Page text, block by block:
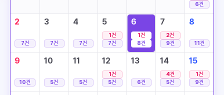
6건
2
7건
3
7건
4
7건
5
1건
7건
6
1건
8건
7
2건
9건
8
11건
9
10건
10
5건
11
5건
12
1건
5건
13
6건
14
4건
5건
15
1건
9건